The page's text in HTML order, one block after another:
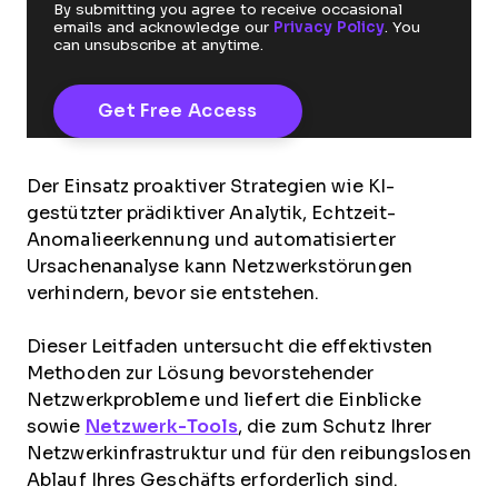
By submitting you agree to receive occasional
emails and acknowledge our Privacy Policy. You
can unsubscribe at anytime.
Der Einsatz proaktiver Strategien wie KI-
gestützter prädiktiver Analytik, Echtzeit-
Anomalieerkennung und automatisierter
Ursachenanalyse kann Netzwerkstörungen
verhindern, bevor sie entstehen.
Dieser Leitfaden untersucht die effektivsten
Methoden zur Lösung bevorstehender
Netzwerkprobleme und liefert die Einblicke
sowie Netzwerk-Tools, die zum Schutz Ihrer
Netzwerkinfrastruktur und für den reibungslosen
Ablauf Ihres Geschäfts erforderlich sind.